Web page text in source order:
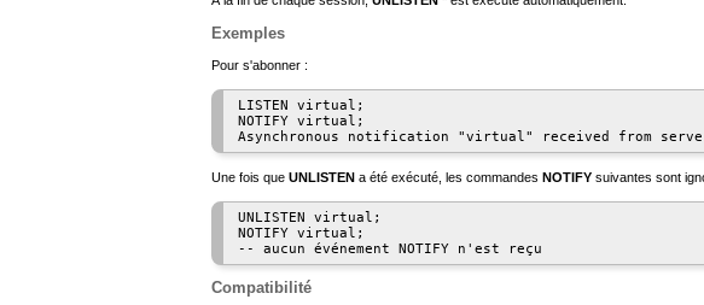
Exemples
Pour s'abonner :
LISTEN virtual;
NOTIFY virtual;
Une fois que UNLISTEN a été exécuté, les commandes NOTIFY suivantes sont
UNLISTEN virtual;
NOTIFY virtual;
Compatibilité